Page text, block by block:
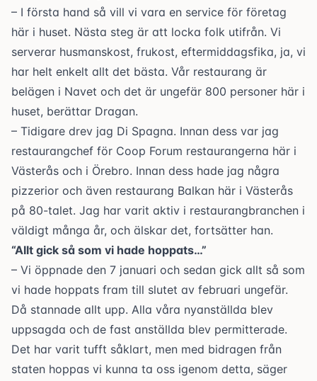
– I första hand så vill vi vara en service för företag
här i huset. Nästa steg är att locka folk utifrån. Vi
serverar husmanskost, frukost, eftermiddagsfika, ja, vi
har helt enkelt allt det bästa. Vår restaurang är
belägen i Navet och det är ungefär 800 personer här i
huset, berättar Dragan.
– Tidigare drev jag Di Spagna. Innan dess var jag
restaurangchef för Coop Forum restaurangerna här i
Västerås och i Örebro. Innan dess hade jag några
pizzerior och även restaurang Balkan här i Västerås
på 80-talet. Jag har varit aktiv i restaurangbranchen i
väldigt många år, och älskar det, fortsätter han.
“Allt gick så som vi hade hoppats…”
– Vi öppnade den 7 januari och sedan gick allt så som
vi hade hoppats fram till slutet av februari ungefär.
Då stannade allt upp. Alla våra nyanställda blev
uppsagda och de fast anställda blev permitterade.
Det har varit tufft såklart, men med bidragen från
staten hoppas vi kunna ta oss igenom detta, säger